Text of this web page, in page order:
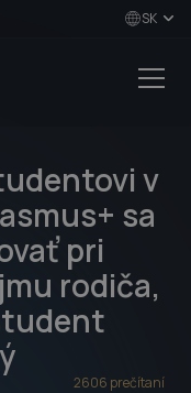
SK
v
sa
pri
rodiča,
2606 prečítaní